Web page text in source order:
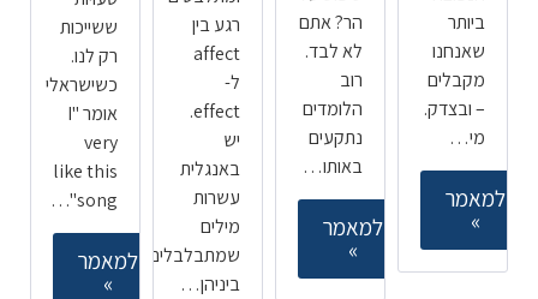
ביותר
שאנחנו
מקבלים
– ובצדק.
מי…
למאמר
»
הר? אתם
לא לבד.
רוב
הלומדים
נתקעים
באותו…
למאמר
»
רגע בין
affect
ל-
effect.
יש
באנגלית
עשרות
מילים
שמתבלבלים
ביניהן…
ששייכות
רק לנו.
כשישראלי
אומר "I
very
like this
song"…
למאמר
»